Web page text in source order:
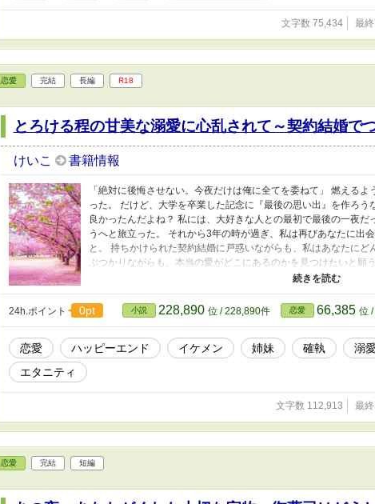
文字数 75,434 最
恋愛 完結 長編 R18
とろける程の甘美な溺愛に心乱されて～契約結婚で
けいこ 書籍情報
「絶対に後悔させない。今夜だけは俺に全てを委ねて」 燃える
った。 だけど、大学を卒業した記念に『最後の思い出』を作ろう
良かったんだよね？ 私には、大好きな人との最初で最後の一夜
うへと旅立った。 それから3年の時が過ぎ、私は再びあなたに出
と。 持ちかけられた契約結婚に戸惑いながらも、私はあなたに
ぶつかりながらも、本当の愛がどこにあるのかを見つけたいと願
も、幸せは待っていてくれますか？ ホテル リベルテ 鳳条グルー
「AYAI」受付 桜木 琴音 25歳
24h.ポイント
0pt 小説 228,890 位 / 228,890件 恋愛 66,385 位
恋愛 ハッピーエンド イケメン 姉妹 確執 溺
エタニティ
文字数 112,913 最
恋愛 完結 短編